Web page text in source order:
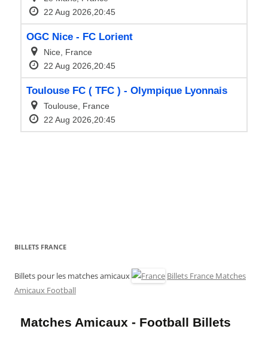
BILLETS FRANCE
Billets pour les matches amicaux
Billets France Matches
Amicaux Football